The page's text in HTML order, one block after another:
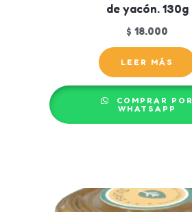
de yacón. 130g
$ 18.000
LEER MÁS
COMPRAR POR
WHATSAPP